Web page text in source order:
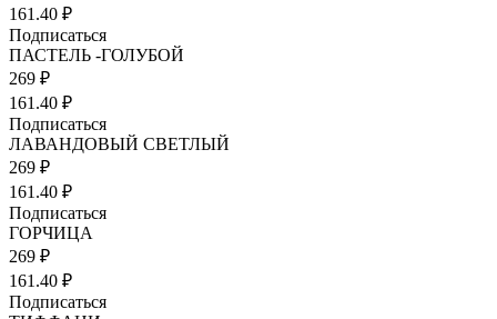
161.40 ₽
Подписаться
ПАСТЕЛЬ -ГОЛУБОЙ
269 ₽
161.40 ₽
Подписаться
ЛАВАНДОВЫЙ СВЕТЛЫЙ
269 ₽
161.40 ₽
Подписаться
ГОРЧИЦА
269 ₽
161.40 ₽
Подписаться